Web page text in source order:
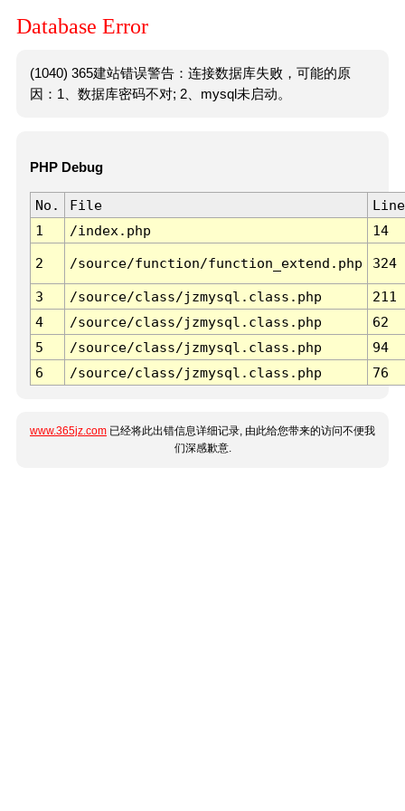
Database Error
(1040) 365建站错误警告：连接数据库失败，可能的原
因：1、数据库密码不对; 2、mysql未启动。
PHP Debug
No. File
Line
1
/index.php 14
2 /source/function/function_extend.php 324
3 /source/class/jzmysql.class.php
211
4
/source/class/jzmysql.class.php
62
5
/source/class/jzmysql.class.php
94
6
/source/class/jzmysql.class.php 76
www.365jz.com 已经将此出错信息详细记录, 由此给您带来的访问不便我
们深感歉意.